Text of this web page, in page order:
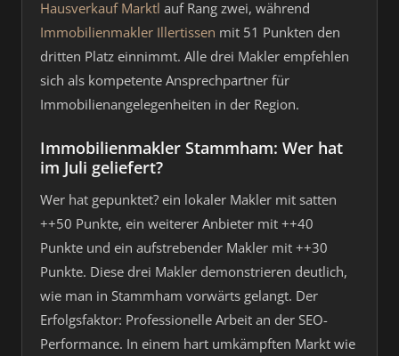
Hausverkauf Marktl auf Rang zwei, während
Immobilienmakler Illertissen mit 51 Punkten den
dritten Platz einnimmt. Alle drei Makler empfehlen
sich als kompetente Ansprechpartner für
Immobilienangelegenheiten in der Region.
Immobilienmakler Stammham: Wer hat
im Juli geliefert?
Wer hat gepunktet? ein lokaler Makler mit satten
++50 Punkte, ein weiterer Anbieter mit ++40
Punkte und ein aufstrebender Makler mit ++30
Punkte. Diese drei Makler demonstrieren deutlich,
wie man in Stammham vorwärts gelangt. Der
Erfolgsfaktor: Professionelle Arbeit an der SEO-
Performance. In einem hart umkämpften Markt wie